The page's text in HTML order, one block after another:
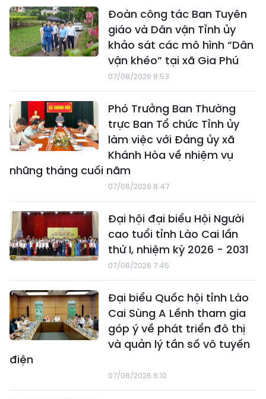
Đoàn công tác Ban Tuyên
giáo và Dân vận Tỉnh ủy
khảo sát các mô hình “Dân
vận khéo” tại xã Gia Phú
07/08/2026 8:53
Phó Trưởng Ban Thường
trực Ban Tổ chức Tỉnh ủy
làm việc với Đảng ủy xã
Khánh Hòa về nhiệm vụ
những tháng cuối năm
07/08/2026 8:47
Đại hội đại biểu Hội Người
cao tuổi tỉnh Lào Cai lần
thứ I, nhiệm kỳ 2026 - 2031
07/08/2026 7:45
Đại biểu Quốc hội tỉnh Lào
Cai Sùng A Lềnh tham gia
góp ý về phát triển đô thị
và quản lý tần số vô tuyến
điện
07/08/2026 6:10